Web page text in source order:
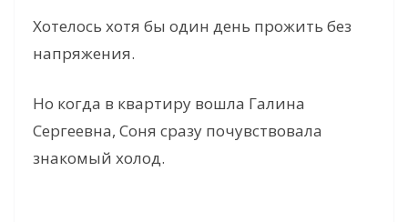
Хотелось хотя бы один день прожить без
напряжения.
Но когда в квартиру вошла Галина
Сергеевна, Соня сразу почувствовала
знакомый холод.